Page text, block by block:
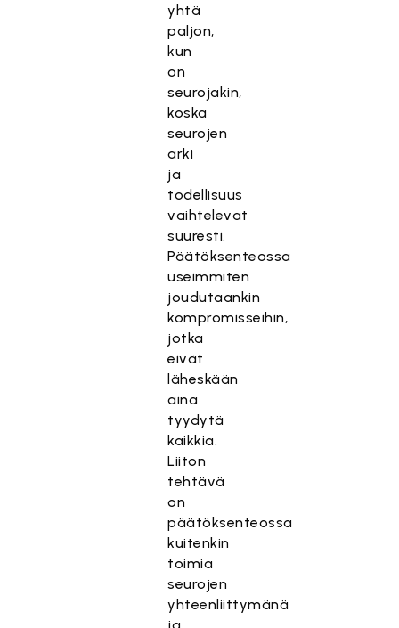
yhtä
paljon,
kun
on
seurojakin,
koska
seurojen
arki
ja
todellisuus
vaihtelevat
suuresti.
Päätöksenteossa
useimmiten
joudutaankin
kompromisseihin,
jotka
eivät
läheskään
aina
tyydytä
kaikkia.
Liiton
tehtävä
on
päätöksenteossa
kuitenkin
toimia
seurojen
yhteenliittymänä